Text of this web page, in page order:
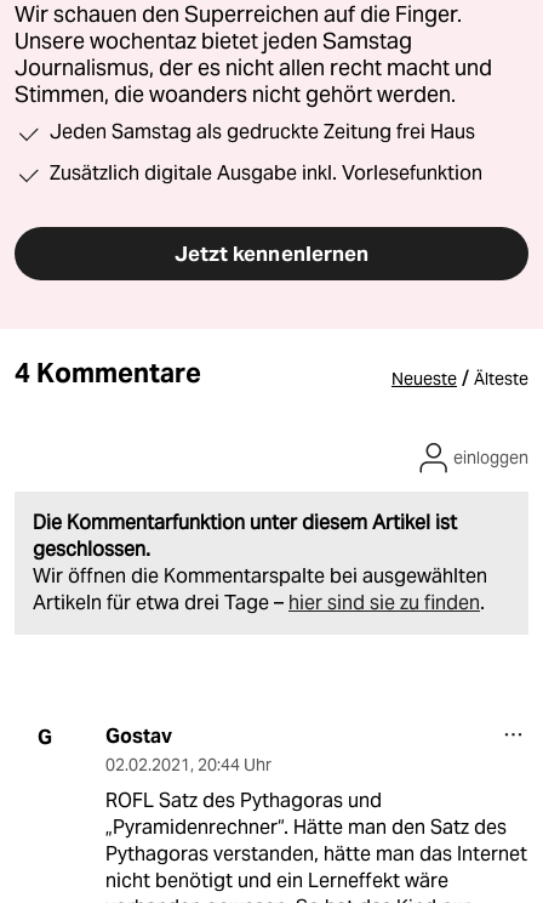
Wir schauen den Superreichen auf die Finger.
Unsere wochentaz bietet jeden Samstag
Journalismus, der es nicht allen recht macht und
Stimmen, die woanders nicht gehört werden.
Jeden Samstag als gedruckte Zeitung frei Haus
Zusätzlich digitale Ausgabe inkl. Vorlesefunktion
Jetzt kennenlernen
4 Kommentare Neueste / Älteste
Die Kommentarfunktion unter diesem Artikel ist
geschlossen.
Wir öffnen die Kommentarspalte bei ausgewählten
Artikeln für etwa drei Tage – hier sind sie zu finden.
einloggen
G Gostav
02.02.2021, 20:44 Uhr
ROFL Satz des Pythagoras und
„Pyramidenrechner“. Hätte man den Satz des
Pythagoras verstanden, hätte man das Internet
nicht benötigt und ein Lerneffekt wäre